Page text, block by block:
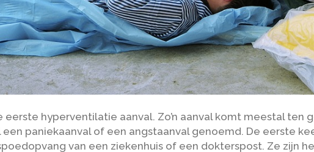
hyperventilatie aanval. Zo’n aanval komt meestal ten
paniekaanval of een angstaanval genoemd. De eerste
van een ziekenhuis of een dokterspost. Ze zijn